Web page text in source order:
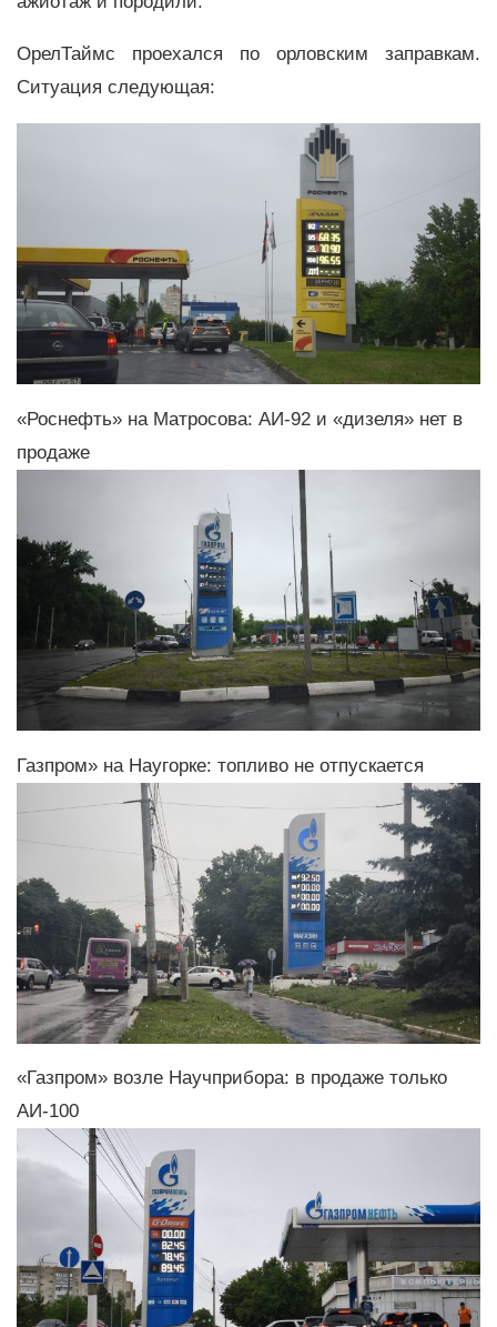
ОрелТаймс проехался по орловским заправкам.
Ситуация следующая:
«Роснефть» на Матросова: АИ-92 и «дизеля» нет в
продаже
Газпром» на Наугорке: топливо не отпускается
«Газпром» возле Научприбора: в продаже только
АИ-100